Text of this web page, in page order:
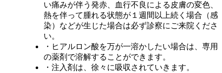
い痛みが伴う発赤、血行不良による皮膚の変色、
熱を伴って腫れる状態が１週間以上続く場合（感
染）などが生じた場合は必ず診察にご来院くださ
い。
・ヒアルロン酸を万が一溶かしたい場合は、専用
の薬剤で溶解することができます。
・注入剤は、徐々に吸収されていきます。